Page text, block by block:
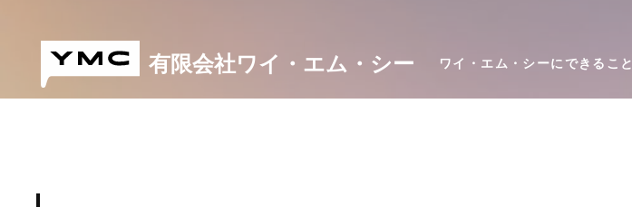
content
有限会社ワイ・エム・シー ワイ・エム・シーにできること